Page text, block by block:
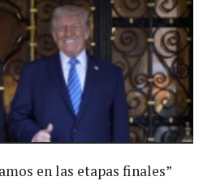
en las etapas finales”